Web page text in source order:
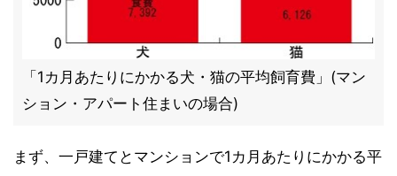
「1カ月あたりにかかる犬・猫の平均飼育費」(マン
ション・アパート住まいの場合)
まず、一戸建てとマンションで1カ月あたりにかかる平